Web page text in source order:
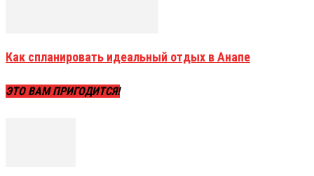
Как спланировать идеальный отдых в Анапе
ЭТО ВАМ ПРИГОДИТСЯ!